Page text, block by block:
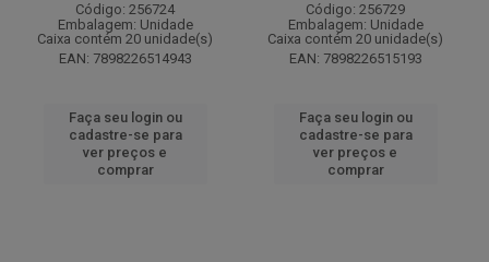
Código: 256724
Embalagem: Unidade
Caixa contém 20 unidade(s)
EAN: 7898226514943
Faça seu login ou
cadastre-se para
ver preços e
comprar
Código: 256729
Embalagem: Unidade
Caixa contém 20 unidade(s)
EAN: 7898226515193
Faça seu login ou
cadastre-se para
ver preços e
comprar